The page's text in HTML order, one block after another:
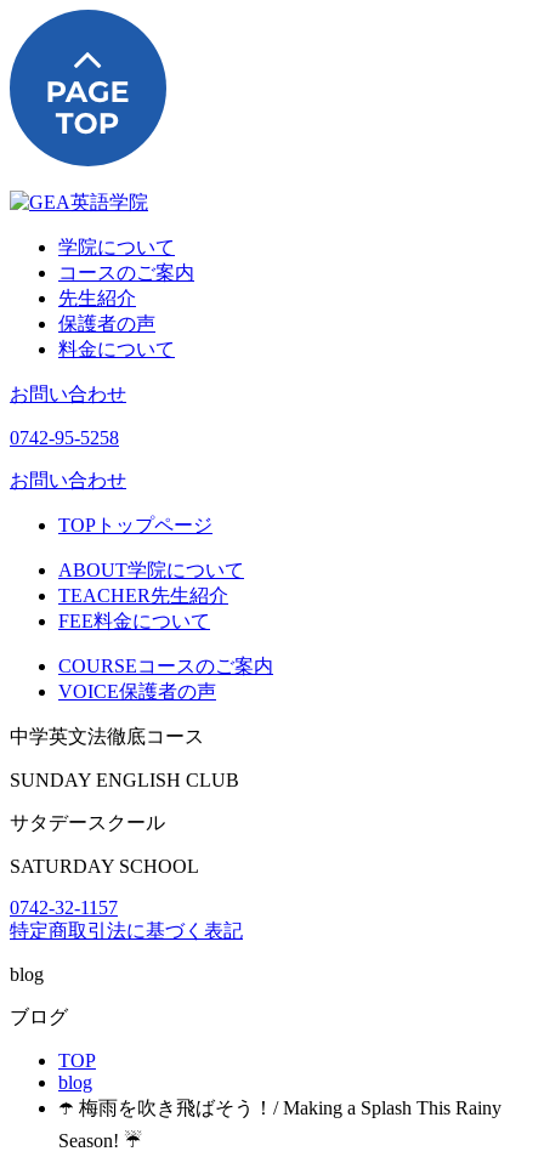
学院について
コースのご案内
先生紹介
保護者の声
料金について
お問い合わせ
0742-95-5258
お問い合わせ
TOP トップページ
ABOUT学院について
TEACHER先生紹介
FEE料金について
COURSEコースのご案内
VOICE保護者の声
中学英文法徹底コース
SUNDAY ENGLISH CLUB
サタデースクール
SATURDAY SCHOOL
0742-32-1157
特定商取引法に基づく表記
blog
ブログ
TOP
blog
☂️ 梅雨を吹き飛ばそう！/ Making a Splash This Rainy
Season! ☔